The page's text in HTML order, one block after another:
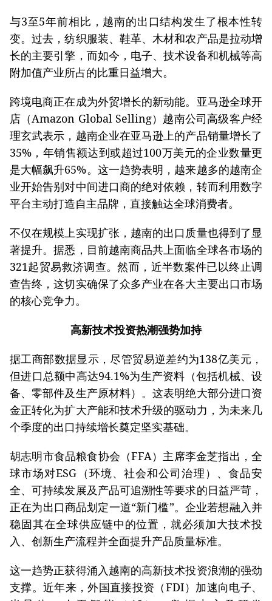
与3至5年前相比，越南的出口结构发生了根本性转
变。过去，纺织服装、鞋革、木材和农产品是拉动增
长的主要引擎，而如今，电子、技术设备和机械等高
附加值产业所占的比重日益增大。
跨境电商正在成为外贸增长的新动能。亚马逊全球开
店（Amazon Global Selling）越南公司高级客户经
理玄武表示，越南企业在亚马逊上的产品销量增长了
35%，年销售额达到或超过100万美元的企业数量更
是大幅飙升65%。这一趋势表明，越来越多的越南企
业开始告别对中间进口商的绝对依赖，转而利用数字
平台主动打造自主品牌，直接触达全球消费者。
不仅在规模上实现扩张，越南的出口质量也得到了显
著提升。据悉，目前越南商品共上面临全球各市场的
321起贸易救济调查。然而，近半数案件已以终止调
查告终，这切实确保了众多产业在各大主要出口市场
的核心竞争力。
高新技术投资热潮强势加持
据工商部数据显示，尽管贸易逆差约为138亿美元，
但进口总额中高达94.1%为生产资料（包括机械、设
备、零部件及生产原材料）。这表明绝大部分进口资
金正转化为扩大产能和技术升级的驱动力，为未来几
个季度的出口持续增长奠定坚实基础。
胡志明市食品粮食协会（FFA）主席李金芝指出，全
球市场对ESG（环境、社会和公司治理）、食品安
全、可持续发展及产品可追溯性等要求的日益严苛，
正在为出口商品划定一道“新门槛”。企业若想融入并
稳固其在全球供应链中的位置，就必须加大技术投
入、创新生产流程并全面提升产品质量标准。
这一趋势正获得涌入越南的高新技术投资浪潮的强劲
支撑。近年来，外国直接投资（FDI）加速向电子、